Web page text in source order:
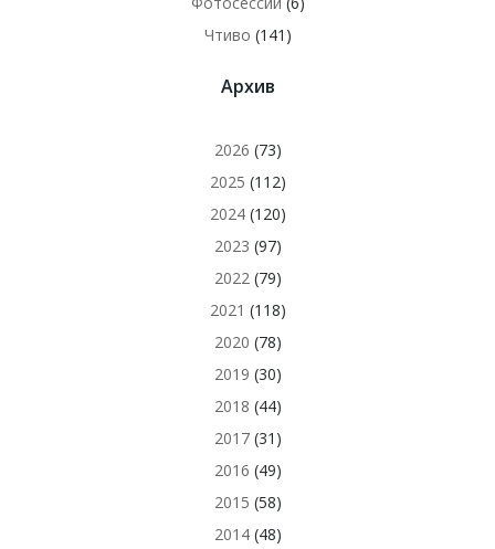
Чтиво (141)
Архив
2026 (73)
2025 (112)
2024(120)
2023 (97)
2022(79)
2021 (118)
2020 (78)
2019 (30)
2018 (44)
2017(31)
2016 (49)
2015 (58)
2014(48)